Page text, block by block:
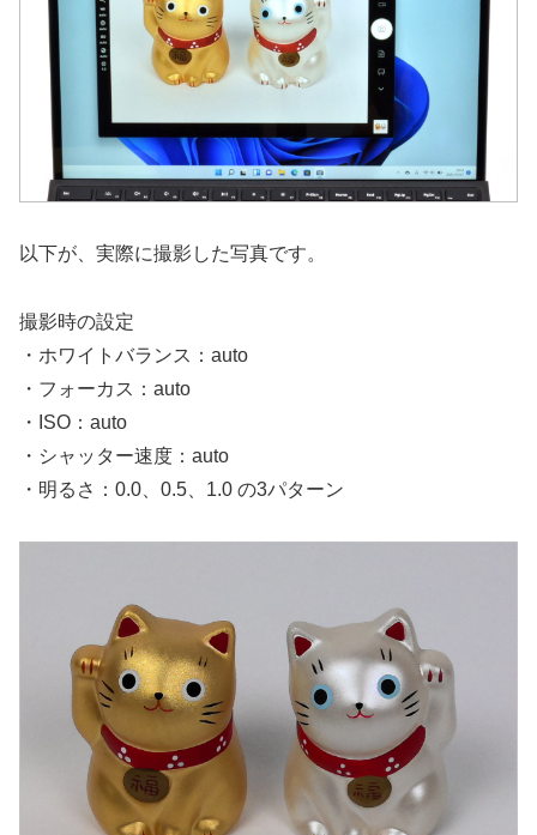
以下が、実際に撮影した写真です。
撮影時の設定
・ホワイトバランス：auto
・フォーカス：auto
・ISO：auto
・シャッター速度：auto
・明るさ：0.0、0.5、1.0 の3パターン